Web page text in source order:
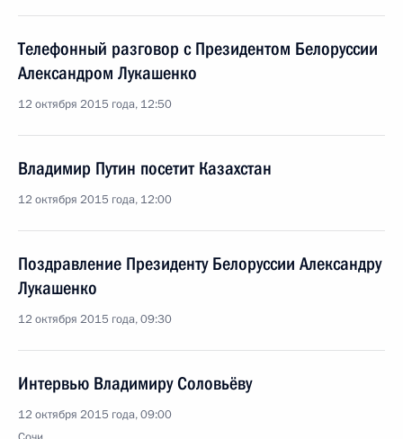
Телефонный разговор с Президентом Белоруссии
Александром Лукашенко
12 октября 2015 года, 12:50
Владимир Путин посетит Казахстан
12 октября 2015 года, 12:00
Поздравление Президенту Белоруссии Александру
Лукашенко
12 октября 2015 года, 09:30
Интервью Владимиру Соловьёву
12 октября 2015 года, 09:00